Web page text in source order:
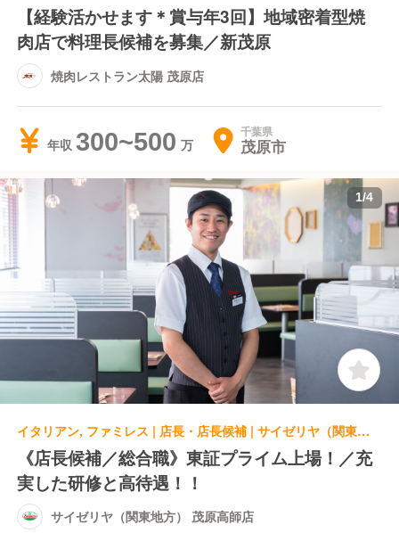
【経験活かせます＊賞与年3回】地域密着型焼
肉店で料理長候補を募集／新茂原
焼肉レストラン太陽 茂原店
年収 300~500 千葉県
茂原市
1/4
イタリアン, ファミレス | 店長・店長候補 | サイゼリヤ（関東地方） 茂原高師店
《店長候補／総合職》東証プライム上場！／充
実した研修と高待遇！！
サイゼリヤ（関東地方） 茂原高師店